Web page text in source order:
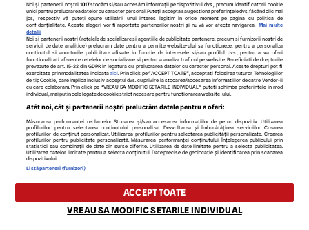
Noi și partenerii noștri 1017stocăm și/sau accesăm informații pe dispozitivul dvs., precum identificatorii cookie
unici pentru prelucrarea datelor cu caracter personal. Puteți accepta sau gestiona preferințele dvs. făcând clic mai
jos, respectiv vă puteți opune utilizării unui interes legitim în orice moment pe pagina cu politica de
confidențialitate. Aceste alegeri vor fi raportate partenerilor noștri și nu vă vor afecta navigarea.
Mai multe
detalii
Noi si partenerii nostri (retelele de socializare si agentiile de publicitate partenere, precum si furnizorii nostri de
servicii de date analitice) prelucram date pentru a permite website-ului sa functioneze, pentru a personaliza
continutul si anunturile publicitare afisate in functie de interesele si/sau profilul dvs., pentru a va oferi
functionalitati aferente retelelor de socializare si pentru a analiza traficul pe website. Beneficiati de drepturile
prevazute de art. 15-22 din GDPR in legatura cu prelucrarea datelor cu caracter personal. Aceste drepturi pot fi
exercitate prin modalitatea indicataaici . Prin click pe “ACCEPT TOATE”, acceptati folosirea tuturor Tehnologiilor
de tip Cookie, care implica inclusiv acceptul dvs. cu privire la stocarea/accesarea informatiilor de catre Vendor-ii
cu care colaboram. Prin click pe “VREAU SA MODIFIC SETARILE INDIVIDUAL” puteti schimba preferintele in mod
individual, mai putin cele legate de cookie strict necesare pentru functionarea website-ului.
Atât noi, cât și partenerii noștri prelucrăm datele pentru a oferi:
Măsurarea performanței reclamelor. Stocarea și/sau accesarea informațiilor de pe un dispozitiv. Utilizarea
profilurilor pentru selectarea conținutului personalizat. Dezvoltarea și îmbunătățirea serviciilor. Crearea
profilurilor de conținut personalizat. Utilizarea profilurilor pentru selectarea publicității personalizate. Crearea
profilurilor pentru publicitate personalizată. Măsurarea performanței conținutului. Înțelegerea publicului prin
statistici sau combinații de date din surse diferite. Utilizarea de date limitate pentru a selecta publicitatea.
Utilizarea datelor limitate pentru a selecta conținutul. Date precise de geolocație și identificarea prin scanarea
dispozitivului.
Listă parteneri (furnizori)
ACCEPT TOATE
VREAU SA MODIFIC SETARILE INDIVIDUAL